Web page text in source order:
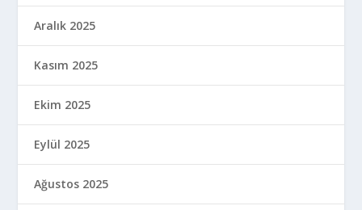
Aralık 2025
Kasım 2025
Ekim 2025
Eylül 2025
Ağustos 2025